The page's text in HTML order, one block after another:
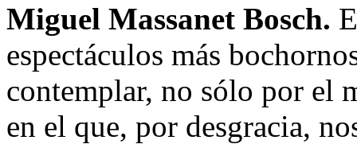
Miguel Massanet Bosch.
espectáculos más
contemplar, no sólo por el
en el que, por desgracia,